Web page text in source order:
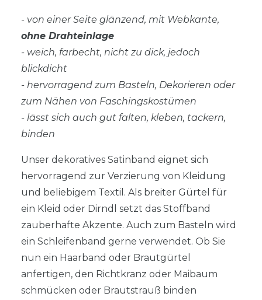
- von einer Seite glänzend, mit Webkante,
ohne Drahteinlage
- weich, farbecht, nicht zu dick, jedoch
blickdicht
- hervorragend zum Basteln, Dekorieren oder
zum Nähen von Faschingskostümen
- lässt sich auch gut falten, kleben, tackern,
binden
Unser dekoratives Satinband eignet sich
hervorragend zur Verzierung von Kleidung
und beliebigem Textil. Als breiter Gürtel für
ein Kleid oder Dirndl setzt das Stoffband
zauberhafte Akzente. Auch zum Basteln wird
ein Schleifenband gerne verwendet. Ob Sie
nun ein Haarband oder Brautgürtel
anfertigen, den Richtkranz oder Maibaum
schmücken oder Brautstrauß binden